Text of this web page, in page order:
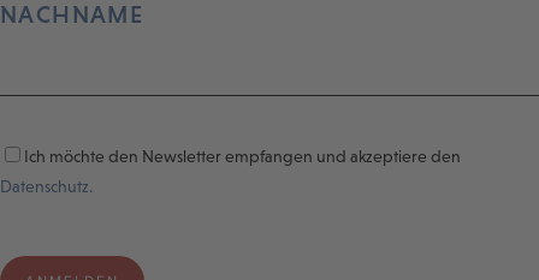
NACHNAME
Ich möchte den Newsletter empfangen und akzeptiere den
Datenschutz.